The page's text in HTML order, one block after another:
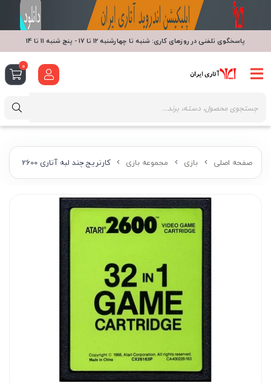
صفحه اصلی بازی مجموعه بازی کارتریج چند لبه آتاری 2600
پاسخگوی تلفنی در روزهای کاری: شنبه تا چهارشنبه 12 تا 17 - پنج شنبه 11 تا 14
0